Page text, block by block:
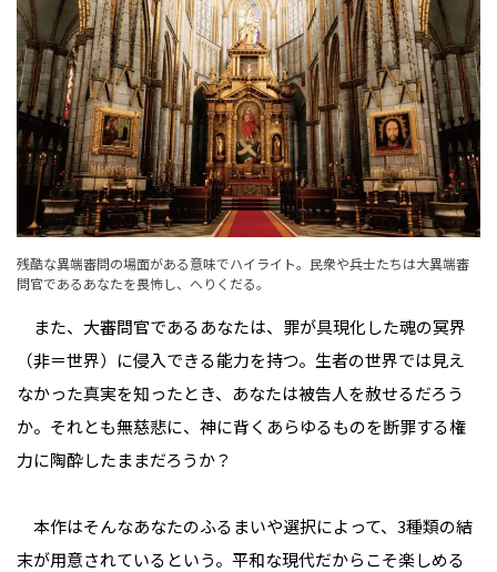
残酷な異端審問の場面がある意味でハイライト。民衆や兵士たちは大異端審
問官であるあなたを畏怖し、へりくだる。
また、大審問官であるあなたは、罪が具現化した魂の冥界
（非＝世界）に侵入できる能力を持つ。生者の世界では見え
なかった真実を知ったとき、あなたは被告人を赦せるだろう
か。それとも無慈悲に、神に背くあらゆるものを断罪する権
力に陶酔したままだろうか？
本作はそんなあなたのふるまいや選択によって、3種類の結
末が用意されているという。平和な現代だからこそ楽しめる